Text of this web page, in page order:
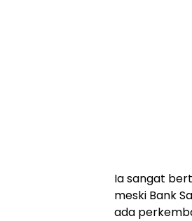
Ia sangat
meski Bank
ada